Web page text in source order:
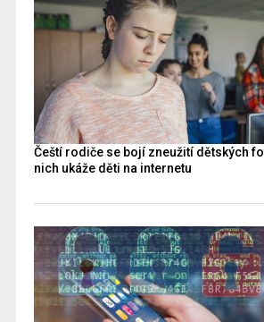
Čeští rodiče se bojí zneužití dětských
nich ukáže děti na internetu